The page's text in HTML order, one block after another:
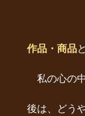
作品・商品
私の心の
後は、どう